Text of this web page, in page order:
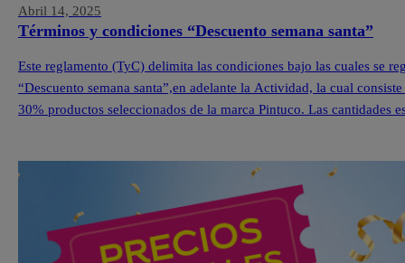
Abril 14, 2025
Términos y condiciones “Descuento semana santa”
Este reglamento (TyC) delimita las condiciones bajo las cuales se
“Descuento semana santa”,en adelante la Actividad, la cual
30% productos seleccionados de la marca Pintuco. Las cantidades